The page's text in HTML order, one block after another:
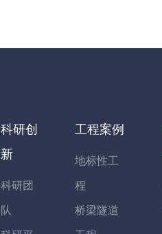
科研创
新
科研团
队
工程案例
地标性工
程
桥梁隧道